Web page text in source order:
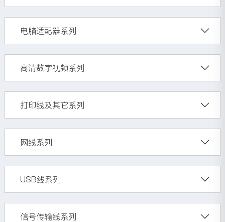
电脑适配器系列
高清数字视频系列
打印线及其它系列
网线系列
USB线系列
信号传输线系列